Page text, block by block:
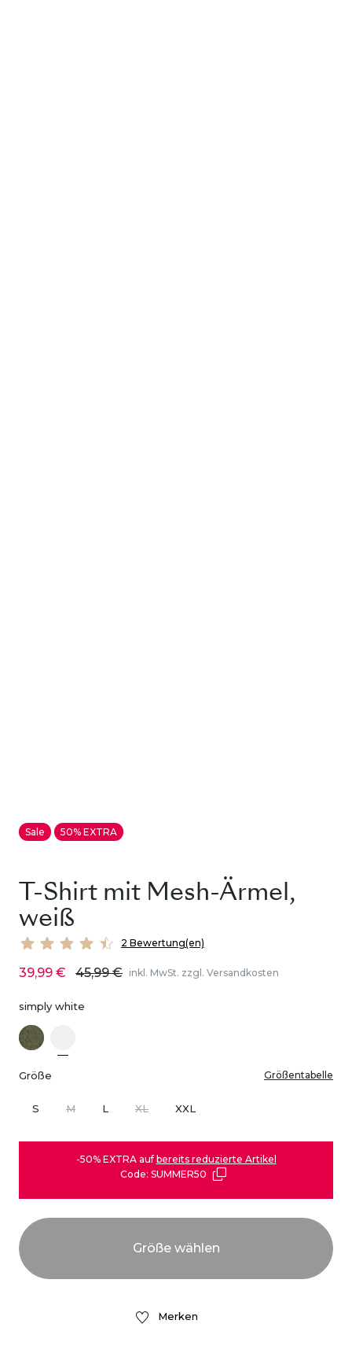
Sale 50% EXTRA
T-Shirt mit Mesh-Ärmel,
weiß
2 Bewertung(en)
39,99 € 45,99 € inkl. MwSt. zzgl. Versandkosten
simply white
Größe Größentabelle
S M L XL XXL
-50% EXTRA auf bereits reduzierte Artikel
Code: SUMMER50
Merken